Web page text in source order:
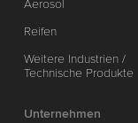
Aerosol
Reifen
Weitere Industrien /
Technische Produkte
Unternehmen